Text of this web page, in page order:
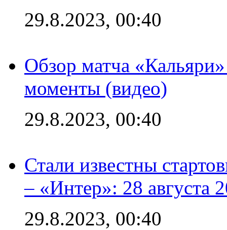
29.8.2023, 00:40
Обзор матча
моменты (видео)
29.8.2023, 00:40
Стали известны
– «Интер»: 28 августа
29.8.2023, 00:40